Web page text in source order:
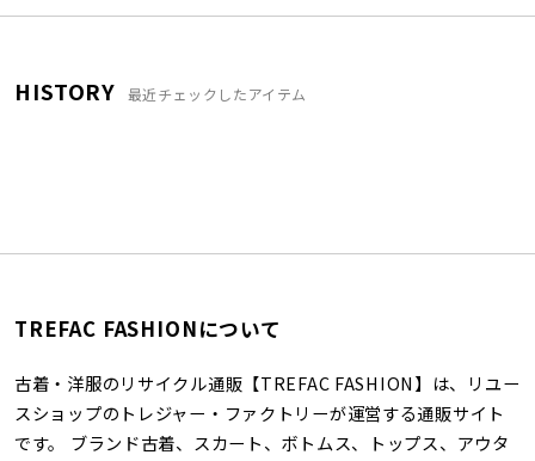
HISTORY 最近チェックしたアイテム
TREFAC FASHIONについて
古着・洋服のリサイクル通販【TREFAC FASHION】は、リユー
スショップのトレジャー・ファクトリーが運営する通販サイト
です。 ブランド古着、スカート、ボトムス、トップス、アウタ